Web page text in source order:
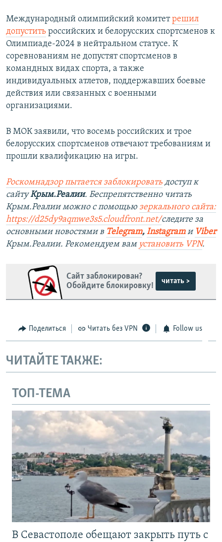
Международный олимпийский комитетрешил
допустить российских и белорусских спортсменов к
Олимпиаде-2024 в нейтральном статусе. К
соревнованиям не допустят спортсменов в
командных видах спорта, а также
индивидуальных атлетов, поддержавших боевые
действия или связанных с военными
организациями.
В МОК заявили, что восемь российских и трое
белорусских спортсменов отвечают требованиям и
прошли квалификацию на игры.
Роскомнадзор пытается заблокировать доступ к
сайтуКрым.Реалии. Беспрепятственно читать
Крым.Реалии можно с помощью зеркального сайта:
https://d25dy9aqmwe3s5.cloudfront.net/следите за
основными новостями в Telegram, Instagram и Viber
Крым.Реалии. Рекомендуем вам установить VPN.
Сайт заблокирован?
Обойдите блокировку!
читать >
Поделиться Читать без VPN Follow us
ЧИТАЙТЕ ТАКЖЕ:
ТОП-ТЕМА
В Севастополе обещают закрыть путь с